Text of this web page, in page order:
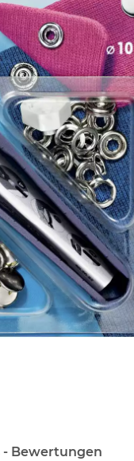
- Bewertungen